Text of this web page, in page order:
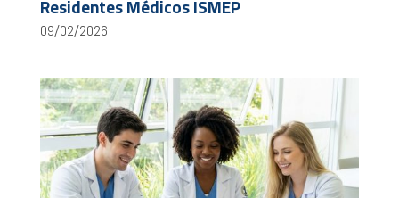
Residentes Médicos ISMEP
09/02/2026